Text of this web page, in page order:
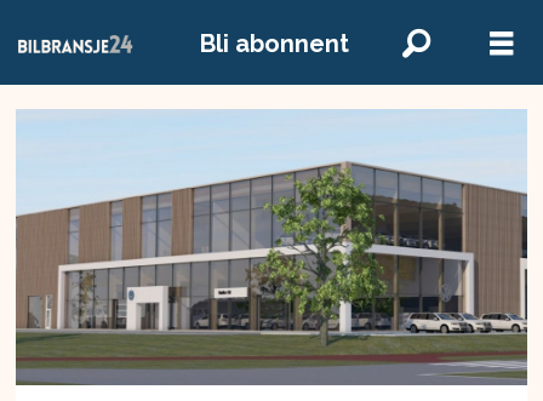
Bli abonnent
Emne:
møller
bil
jessheim